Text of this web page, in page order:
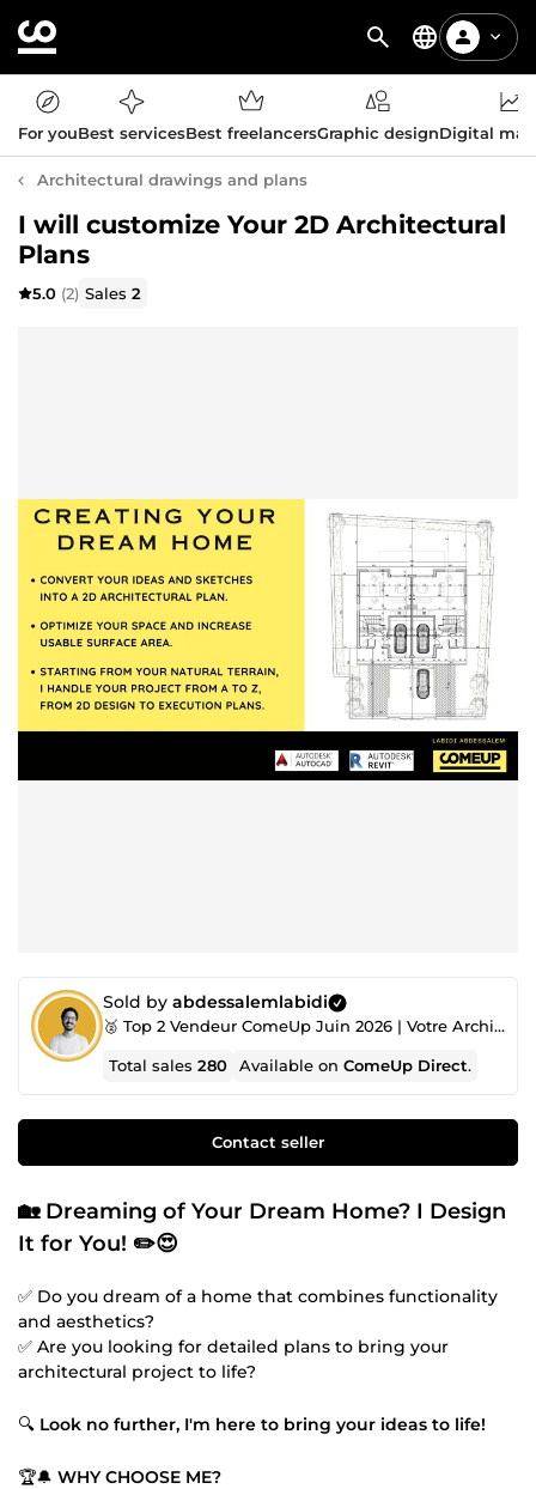
For youBest servicesBest freelancersGraphic designDigital
Architectural drawings and plans
I will customize Your 2D Architectural
Plans
5.0 (2) Sales2
Sold by abdessalemlabidi
🥈 Top 2 Vendeur ComeUp Juin 2026 | Votre Architecte, Toujours à l’Écoute !
Total sales280 Available onComeUp Direct.
Contact seller
🏡 Dreaming of Your Dream Home? I Design
It for You! ✏️😍
✅ Do you dream of a home that combines functionality
and aesthetics?
✅ Are you looking for detailed plans to bring your
architectural project to life?
🔍 Look no further, I'm here to bring your ideas to life!
🏆🔔 WHY CHOOSE ME?